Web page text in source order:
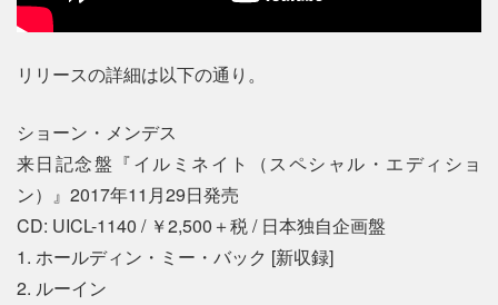
リリースの詳細は以下の通り。
ショーン・メンデス
来日記念盤『イルミネイト（スペシャル・エディショ
ン）』2017年11月29日発売
CD: UICL-1140 / ￥2,500＋税 / 日本独自企画盤
1. ホールディン・ミー・バック [新収録]
2. ルーイン